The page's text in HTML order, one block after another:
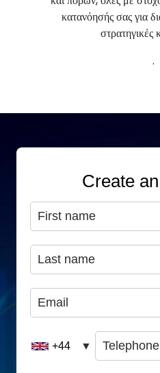
κατανόησής σας για
στρατηγικές
.